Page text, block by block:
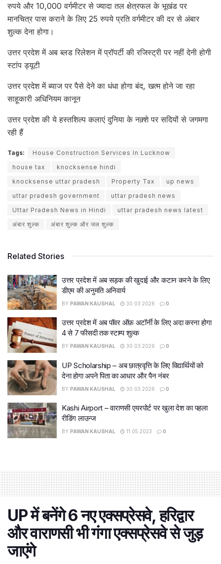
रुपये और 10,000 वर्गमीटर से ज्यादा तल क्षेत्रफल के भूखंड पर
मानचित्र पास कराने के लिए 25 रुपये प्रति वर्गमीटर की दर से अंबार
शुल्क देना होगा।
उत्तर प्रदेश में अब ब्लड रिलेशन में प्रॉपर्टी की रजिस्ट्री पर नहीं देनी होगी
स्टांप ड्यूटी
उत्तर प्रदेश में ब्याज पर पैसे देने का धंधा होगा बंद, खत्म होने जा रहा
साहूकारी अधिनियम कानून
उत्तर प्रदेश की ये हस्तशिल्प कलाएं दुनिया के नक़्शे पर सदियों से जगमगा
रही हैं
Tags:
House Construction Services In Lucknow
house tax
knocksense hindi
knocksense uttar pradesh
Property Tax
up news
uttar pradesh government
uttar pradesh news
Uttar Pradesh News in Hindi
uttar pradesh news latest
अंबार शुल्क
अंबार शुल्क और जल शुल्क
Related Stories
उत्तर प्रदेश में अब सड़क की खुदाई और कटान करने के लिए
डीएम की अनुमति अनिवार्य
BY PAWAN KAUSHAL 30.03.2026 0
उत्तर प्रदेश में अब पॉवर ऑफ़ अटॉर्नी के लिए अदा करना होगा
4 से 7 फीसदी तक स्टाम्प शुल्क
BY PAWAN KAUSHAL 30.03.2026 0
UP Scholarship – अब छात्रवृत्ति के लिए विद्यार्थियों को
देना होगा अपने पिता का आधार और पैन नंबर
BY PAWAN KAUSHAL 30.03.2026 0
Kashi Airport – वाराणसी एयरपोर्ट पर खुला देश का पहला
रीडिंग लाउन्ज
BY PAWAN KAUSHAL 11.05.2023 0
UP में बनेंगे 6 नए एक्सप्रेसवे, हरिद्वार
और वाराणसी भी गंगा एक्सप्रेसवे से जुड़
जाएंगे